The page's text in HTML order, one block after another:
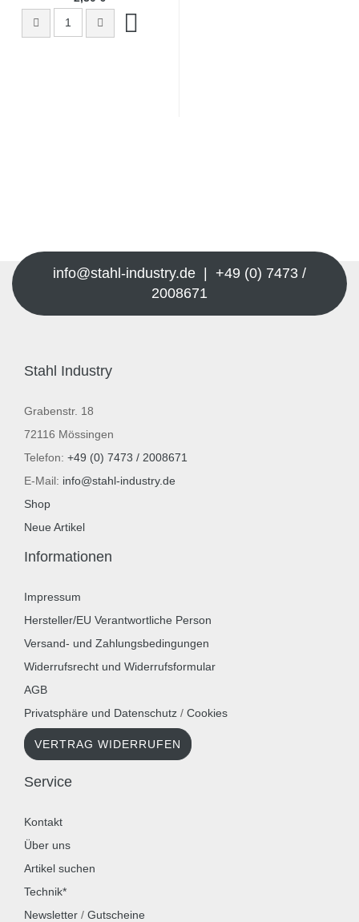
info@stahl-industry.de | +49 (0) 7473 /
2008671
Stahl Industry
Grabenstr. 18
72116 Mössingen
Telefon: +49 (0) 7473 / 2008671
E-Mail: info@stahl-industry.de
Shop
Neue Artikel
Informationen
Impressum
Hersteller/EU Verantwortliche Person
Versand- und Zahlungsbedingungen
Widerrufsrecht und Widerrufsformular
AGB
Privatsphäre und Datenschutz / Cookies
VERTRAG WIDERRUFEN
Service
Kontakt
Über uns
Artikel suchen
Technik*
Newsletter / Gutscheine